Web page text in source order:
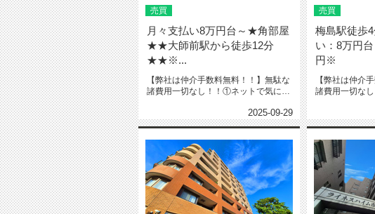
売買
月々支払い8万円台～★角部屋
★★大師前駅から徒歩12分
★★※...
【弊社は仲介手数料無料！！】無駄な
諸費用一切なし！！①ネットで気にな
2025-09-29
売買
梅島駅徒歩
い：8万円
円※
【弊社は仲介
諸費用一切な